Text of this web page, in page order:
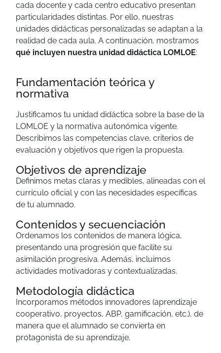
cada docente y cada centro educativo presentan
particularidades distintas. Por ello, nuestras
unidades didácticas personalizadas se adaptan a la
realidad de cada aula. A continuación, mostramos
qué incluyen nuestra unidad didáctica LOMLOE:
Fundamentación teórica y
normativa
Justificamos tu unidad didáctica sobre la base de la
LOMLOE y la normativa autonómica vigente.
Describimos las competencias clave, criterios de
evaluación y objetivos que rigen la propuesta.
Objetivos de aprendizaje
Definimos metas claras y medibles, alineadas con el
currículo oficial y con las necesidades específicas
de tu alumnado.
Contenidos y secuenciación
Ordenamos los contenidos de manera lógica,
presentando una progresión que facilite su
asimilación progresiva. Además, incluimos
actividades motivadoras y contextualizadas.
Metodología didáctica
Incorporamos métodos innovadores (aprendizaje
cooperativo, proyectos, ABP, gamificación, etc.), de
manera que el alumnado se convierta en
protagonista de su aprendizaje.